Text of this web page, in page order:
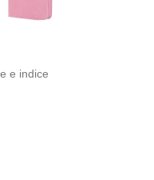
e indice